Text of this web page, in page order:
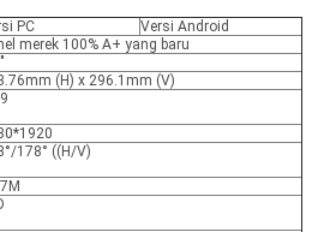
PC
Versi Android
merek 100% A+ yang baru
(H) x 296.1mm (V)
178° ((H/V)